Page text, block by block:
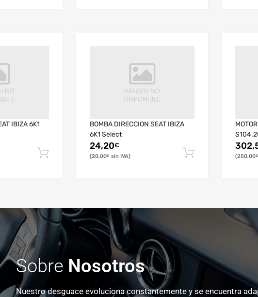
IBIZA 6K1
BOMBA DIRECCION SEAT IBIZA
6K1 Select
24,20€
20,00€ 250,00€
Sobre Nosotros
Nuestro desguace evoluciona constantemente y se encuentra